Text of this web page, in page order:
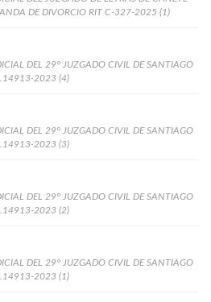
DE DIVORCIO RIT C-327-2025 (1)
DEL 29° JUZGADO CIVIL DE SANTIAGO
2023 (4)
DEL 29° JUZGADO CIVIL DE SANTIAGO
2023 (3)
DEL 29° JUZGADO CIVIL DE SANTIAGO
2023 (2)
DEL 29° JUZGADO CIVIL DE SANTIAGO
2023 (1)